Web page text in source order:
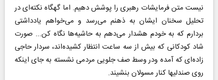
نیست متن فرمایشات رهبری را پوشش دهیم. اما گهگاه نکته‌ای در
تحلیل سخنان ایشان به ذهنم می‌رسد و می‌خواهم یادداشتی
بردارم که به خودم هشدار می‌دهم به حاشیه‌ها نگاه کن... صورت
شاد کودکانی که بیش از سه ساعت انتظار کشیده‌اند، سردار حاجی
زاده‌ای که آمده ودر وسط صف جلویی مردمی نشسته به جای اینکه
روی صندلیها کنار مسولان بنشیند.